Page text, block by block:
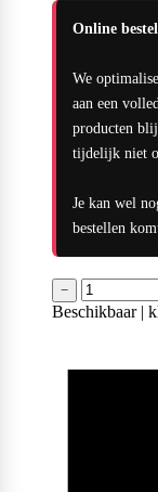
Online
We
aan een
producten
tijdelijk niet
Je kan wel
bestellen
−
Beschikbaar |